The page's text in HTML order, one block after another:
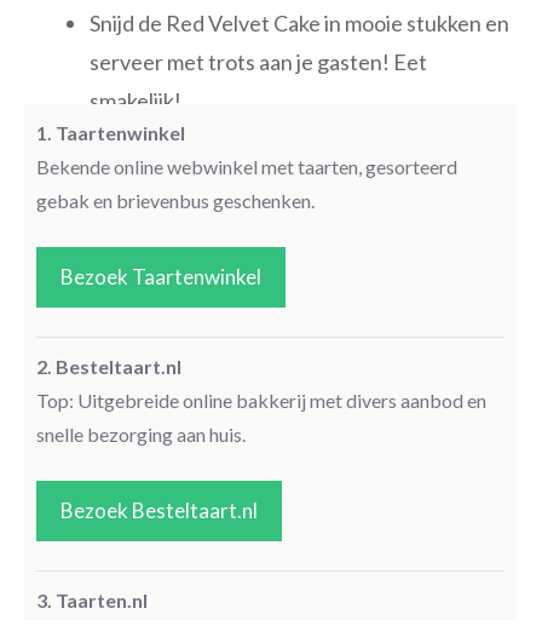
Snijd de Red Velvet Cake in mooie stukken en
serveer met trots aan je gasten! Eet
smakelijk!
1. Taartenwinkel
Bekende online webwinkel met taarten, gesorteerd
gebak en brievenbus geschenken.
Bezoek Taartenwinkel
2. Besteltaart.nl
Top: Uitgebreide online bakkerij met divers aanbod en
snelle bezorging aan huis.
Bezoek Besteltaart.nl
3. Taarten.nl